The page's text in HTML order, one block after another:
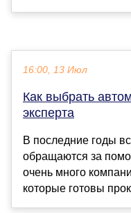
16:00, 13 Июл
Как выбрать
эксперта
В последние годы
обращаются за
очень много
которые готовы